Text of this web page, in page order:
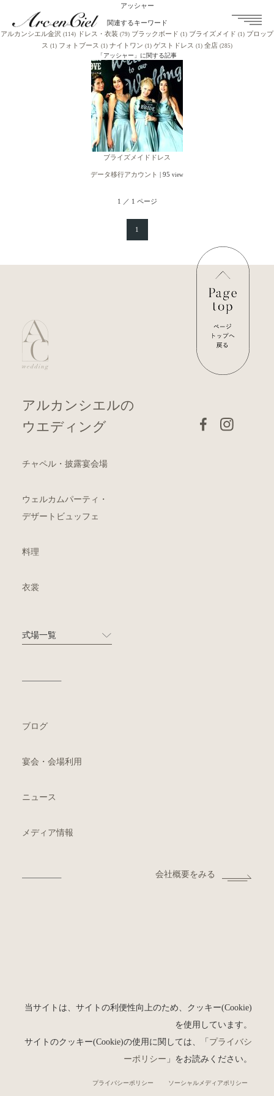
アッシャー
関連するキーワード
アルカンシエル金沢 (114) ドレス・衣装 (79) ブラックボード (1) ブライズメイド (1) プロップ
ス (1) フォトブース (1) ナイトワン (1) ゲストドレス (1) 全店 (285)
「アッシャー」に関する記事
ブライズメイドドレス
データ移行アカウント | 95 view
1 ／ 1 ページ
1
アルカンシエルの
ウエディング
チャペル・披露宴会場
ウェルカムパーティ・
デザートビュッフェ
料理
衣裳
式場一覧
ブログ
宴会・会場利用
ニュース
メディア情報
会社概要をみる
当サイトは、サイトの利便性向上のため、クッキー(Cookie)
を使用しています。
サイトのクッキー(Cookie)の使用に関しては、「 プライバシ
ーポリシー 」をお読みください。
プライバシーポリシー ソーシャルメディアポリシー